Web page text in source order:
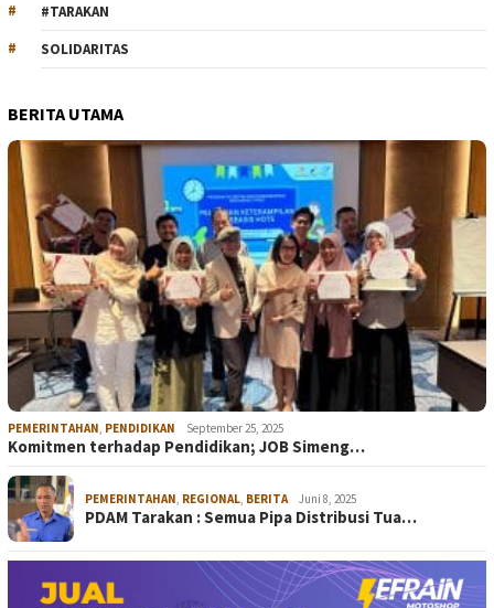
#TARAKAN
SOLIDARITAS
BERITA UTAMA
PEMERINTAHAN, PENDIDIKAN September 25, 2025
Komitmen terhadap Pendidikan; JOB Simeng…
PEMERINTAHAN, REGIONAL, BERITA Juni 8, 2025
PDAM Tarakan : Semua Pipa Distribusi Tua…